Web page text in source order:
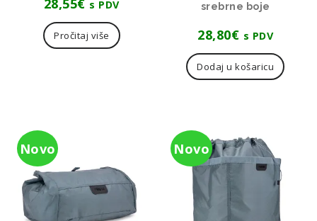
28,55€ s PDV
Pročitaj više
srebrne boje
28,80€ s PDV
Dodaj u košaricu
Novo Novo